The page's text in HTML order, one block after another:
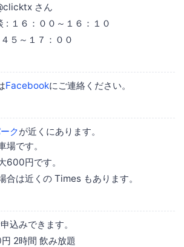
さん
: １６：００～１６：１０
５～１７：００
Facebookにご連絡ください。
クが近くにあります。
場です。
600円です。
合は近くの Times もあります。
込みできます。
2時間 飲み放題